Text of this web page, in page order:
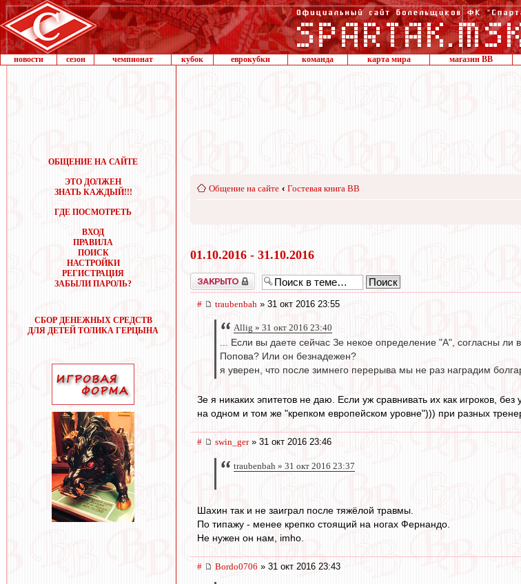
новости сезон чемпионат кубок еврокубки команда карта мира магазин ВВ
ОБЩЕНИЕ НА САЙТЕ
ЭТО ДОЛЖЕН
ЗНАТЬ КАЖДЫЙ!!!
ГДЕ ПОСМОТРЕТЬ
ВХОД
ПРАВИЛА
ПОИСК
НАСТРОЙКИ
РЕГИСТРАЦИЯ
ЗАБЫЛИ ПАРОЛЬ?
СБОР ДЕНЕЖНЫХ СРЕДСТВ
ДЛЯ ДЕТЕЙ ТОЛИКА ГЕРЦЫНА
Общение на сайте ‹ Гостевая книга ВВ
01.10.2016 - 31.10.2016
Закрыто
# traubenbah » 31 окт 2016 23:55
Allig » 31 окт 2016 23:40
... Если вы даете сейчас Зе некое определение "А", согласны ли
Попова? Или он безнадежен?
я уверен, что после зимнего перерыва мы не раз наградим
Зе я никаких эпитетов не даю. Если уж сравнивать их как игроков,
на одном и том же "крепком европейском уровне"))) при разных
# swin_ger» 31 окт 2016 23:46
traubenbah » 31 окт 2016 23:37
Шахин так и не заиграл после тяжёлой травмы.
По типажу - менее крепко стоящий на ногах Фернандо.
Не нужен он нам, imho.
# Bordo0706 » 31 окт 2016 23:43